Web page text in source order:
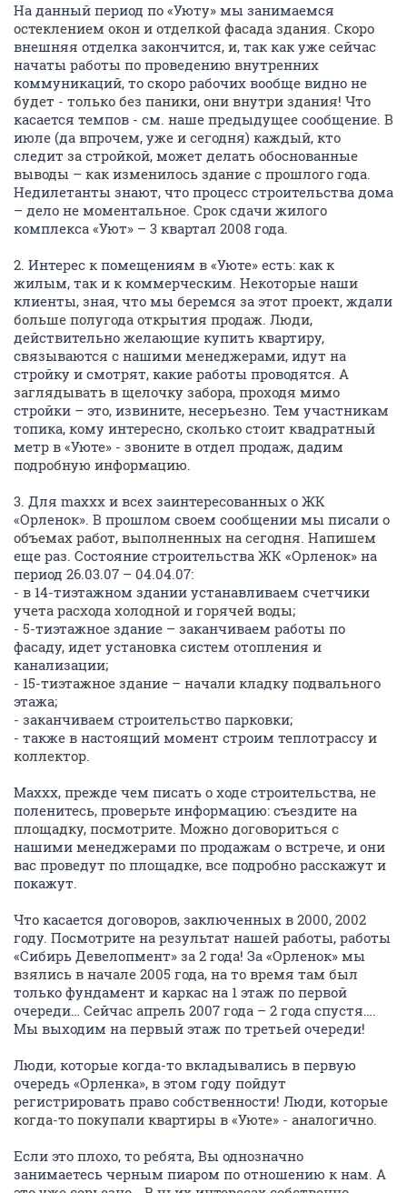
На данный период по «Уюту» мы занимаемся
остеклением окон и отделкой фасада здания. Скоро
внешняя отделка закончится, и, так как уже сейчас
начаты работы по проведению внутренних
коммуникаций, то скоро рабочих вообще видно не
будет - только без паники, они внутри здания! Что
касается темпов - см. наше предыдущее сообщение. В
июле (да впрочем, уже и сегодня) каждый, кто
следит за стройкой, может делать обоснованные
выводы – как изменилось здание с прошлого года.
Недилетанты знают, что процесс строительства дома
– дело не моментальное. Срок сдачи жилого
комплекса «Уют» – 3 квартал 2008 года.
2. Интерес к помещениям в «Уюте» есть: как к
жилым, так и к коммерческим. Некоторые наши
клиенты, зная, что мы беремся за этот проект, ждали
больше полугода открытия продаж. Люди,
действительно желающие купить квартиру,
связываются с нашими менеджерами, идут на
стройку и смотрят, какие работы проводятся. А
заглядывать в щелочку забора, проходя мимо
стройки – это, извините, несерьезно. Тем участникам
топика, кому интересно, сколько стоит квадратный
метр в «Уюте» - звоните в отдел продаж, дадим
подробную информацию.
3. Для maxxx и всех заинтересованных о ЖК
«Орленок». В прошлом своем сообщении мы писали о
объемах работ, выполненных на сегодня. Напишем
еще раз. Состояние строительства ЖК «Орленок» на
период 26.03.07 – 04.04.07:
- в 14-тиэтажном здании устанавливаем счетчики
учета расхода холодной и горячей воды;
- 5-тиэтажное здание – заканчиваем работы по
фасаду, идет установка систем отопления и
канализации;
- 15-тиэтажное здание – начали кладку подвального
этажа;
- заканчиваем строительство парковки;
- также в настоящий момент строим теплотрассу и
коллектор.
Maxxx, прежде чем писать о ходе строительства, не
поленитесь, проверьте информацию: съездите на
площадку, посмотрите. Можно договориться с
нашими менеджерами по продажам о встрече, и они
вас проведут по площадке, все подробно расскажут и
покажут.
Что касается договоров, заключенных в 2000, 2002
году. Посмотрите на результат нашей работы, работы
«Сибирь Девелопмент» за 2 года! За «Орленок» мы
взялись в начале 2005 года, на то время там был
только фундамент и каркас на 1 этаж по первой
очереди… Сейчас апрель 2007 года – 2 года спустя….
Мы выходим на первый этаж по третьей очереди!
Люди, которые когда-то вкладывались в первую
очередь «Орленка», в этом году пойдут
регистрировать право собственности! Люди, которые
когда-то покупали квартиры в «Уюте» - аналогично.
Если это плохо, то ребята, Вы однозначно
занимаетесь черным пиаром по отношению к нам. А